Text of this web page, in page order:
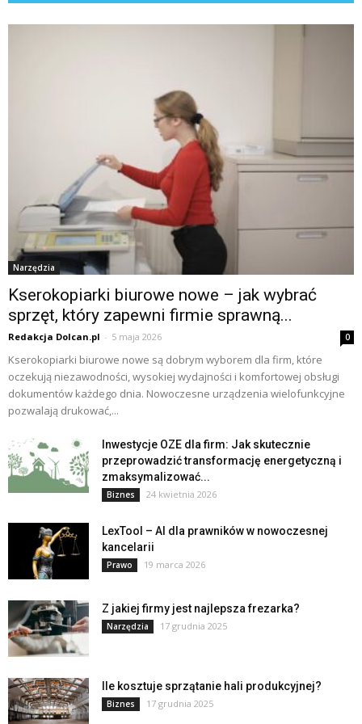
Narzędzia
Kserokopiarki biurowe nowe – jak wybrać
sprzęt, który zapewni firmie sprawną...
Redakcja Dolcan.pl - 5 maja 2026 0
Kserokopiarki biurowe nowe są dobrym wyborem dla firm, które
oczekują niezawodności, wysokiej wydajności i komfortowej obsługi
dokumentów każdego dnia. Nowoczesne urządzenia wielofunkcyjne
pozwalają drukować,...
Inwestycje OZE dla firm: Jak skutecznie
przeprowadzić transformację energetyczną i
zmaksymalizować...
Biznes 24 kwietnia 2026
LexTool – AI dla prawników w nowoczesnej
kancelarii
Prawo 19 marca 2026
Z jakiej firmy jest najlepsza frezarka?
Narzędzia 17 grudnia 2025
Ile kosztuje sprzątanie hali produkcyjnej?
Biznes 17 grudnia 2025